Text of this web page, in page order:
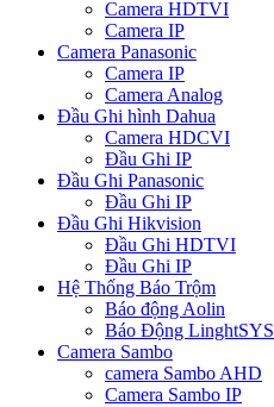
Camera HDTVI
Camera IP
Camera Panasonic
Camera IP
Camera Analog
Đầu Ghi hình Dahua
Camera HDCVI
Đầu Ghi IP
Đầu Ghi Panasonic
Đầu Ghi IP
Đầu Ghi Hikvision
Đầu Ghi HDTVI
Đầu Ghi IP
Hệ Thống Báo Trộm
Báo động Aolin
Báo Động LinghtSYS
Camera Sambo
camera Sambo AHD
Camera Sambo IP